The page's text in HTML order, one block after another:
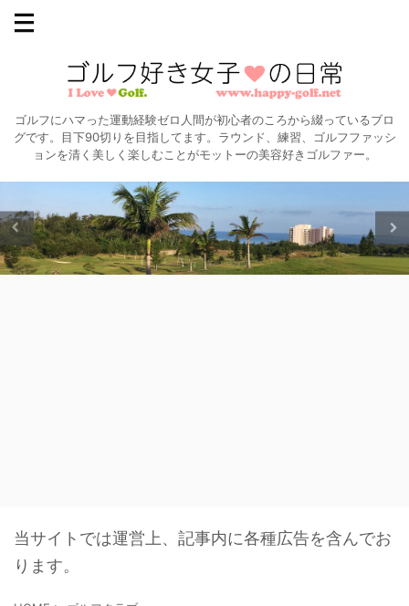
ゴルフにハマった運動経験ゼロ人間が初心者のころから綴っているブロ
グです。目下90切りを目指してます。ラウンド、練習、ゴルフファッシ
ョンを清く美しく楽しむことがモットーの美容好きゴルファー。
当サイトでは運営上、記事内に各種広告を含んでお
ります。